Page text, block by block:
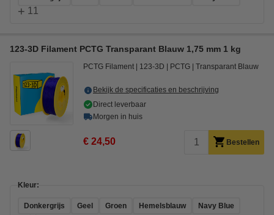
+ 11
123-3D Filament PCTG Transparant Blauw 1,75 mm 1 kg
PCTG Filament 123-3D PCTG Transparant Blauw
Bekijk de specificaties en beschrijving
Direct leverbaar
Morgen in huis
€ 24,50 Bestellen
Kleur:
Donkergrijs Geel Groen Hemelsblauw Navy Blue